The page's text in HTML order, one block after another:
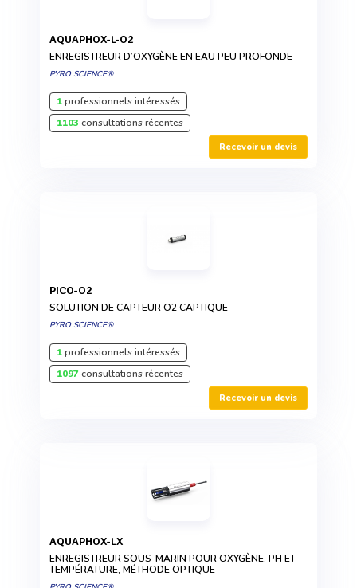
AQUAPHOX-L-O2
ENREGISTREUR D’OXYGÈNE EN EAU PEU PROFONDE
PYRO SCIENCE®
1professionnels intéressés
1103 consultations récentes
Recevoir un devis
PICO-O2
SOLUTION DE CAPTEUR O2 CAPTIQUE
PYRO SCIENCE®
1professionnels intéressés
1097consultations récentes
Recevoir un devis
AQUAPHOX-LX
ENREGISTREUR SOUS-MARIN POUR OXYGÈNE, PH ET
TEMPÉRATURE, MÉTHODE OPTIQUE